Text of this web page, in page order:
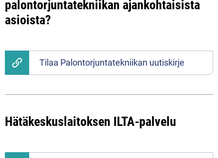
palontorjuntatekniikan ajankohtaisista
asioista?
Tilaa Palontorjuntatekniikan uutiskirje
Hätäkeskuslaitoksen ILTA-palvelu